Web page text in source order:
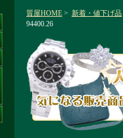
質屋HOME > 新着・値下げ品
94400.26